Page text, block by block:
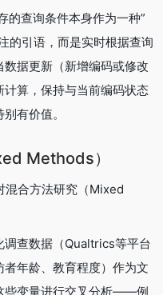
的查询条件本身作为一种”
引语，而是实时根据查询
据更新（新增编码或修改
算，保持与当前编码状态
有价值。
Methods）
混合方法研究（Mixed
调查数据（Qualtrics等平台
年龄、教育程度）作为文
些变量进行交叉分析——例